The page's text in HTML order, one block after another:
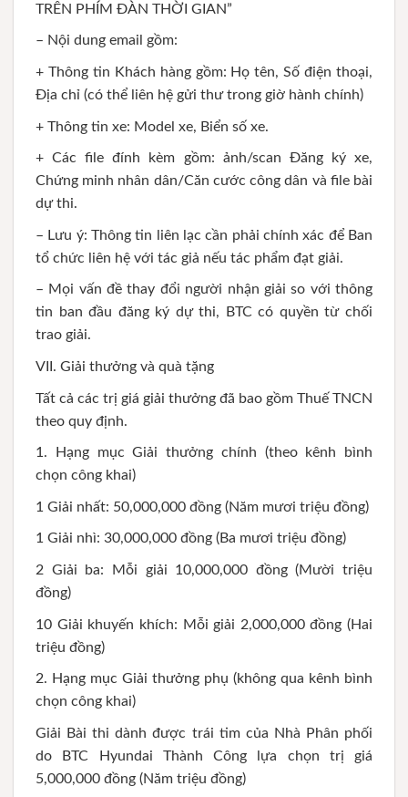
TRÊN PHÍM ĐÀN THỜI GIAN”
– Nội dung email gồm:
+ Thông tin Khách hàng gồm: Họ tên, Số điện thoại,
Địa chỉ (có thể liên hệ gửi thư trong giờ hành chính)
+ Thông tin xe: Model xe, Biển số xe.
+ Các file đính kèm gồm: ảnh/scan Đăng ký xe,
Chứng minh nhân dân/Căn cước công dân và file bài
dự thi.
– Lưu ý: Thông tin liên lạc cần phải chính xác để Ban
tổ chức liên hệ với tác giả nếu tác phẩm đạt giải.
– Mọi vấn đề thay đổi người nhận giải so với thông
tin ban đầu đăng ký dự thi, BTC có quyền từ chối
trao giải.
VII. Giải thưởng và quà tặng
Tất cả các trị giá giải thưởng đã bao gồm Thuế TNCN
theo quy định.
1. Hạng mục Giải thưởng chính (theo kênh bình
chọn công khai)
1 Giải nhất: 50,000,000 đồng (Năm mươi triệu đồng)
1 Giải nhì: 30,000,000 đồng (Ba mươi triệu đồng)
2 Giải ba: Mỗi giải 10,000,000 đồng (Mười triệu
đồng)
10 Giải khuyến khích: Mỗi giải 2,000,000 đồng (Hai
triệu đồng)
2. Hạng mục Giải thưởng phụ (không qua kênh bình
chọn công khai)
Giải Bài thi dành được trái tim của Nhà Phân phối
do BTC Hyundai Thành Công lựa chọn trị giá
5,000,000 đồng (Năm triệu đồng)